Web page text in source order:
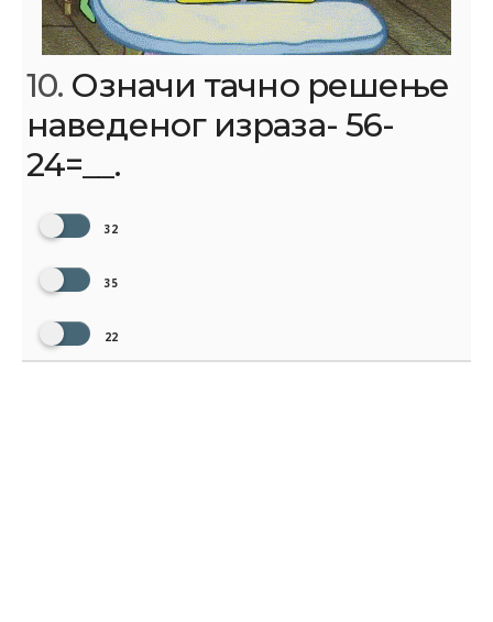
10. Означи тачно решење
наведеног израза- 56-
24=__.
32
35
22